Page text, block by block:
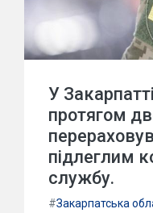
У
протягом
підлеглим
службу.
#Закарпатська